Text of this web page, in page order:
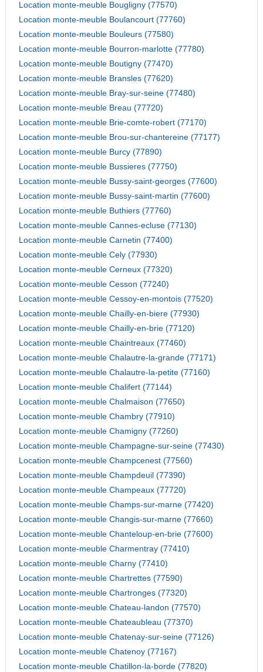
Location monte-meuble Bougligny (77570)
Location monte-meuble Boulancourt (77760)
Location monte-meuble Bouleurs (77580)
Location monte-meuble Bourron-marlotte (77780)
Location monte-meuble Boutigny (77470)
Location monte-meuble Bransles (77620)
Location monte-meuble Bray-sur-seine (77480)
Location monte-meuble Breau (77720)
Location monte-meuble Brie-comte-robert (77170)
Location monte-meuble Brou-sur-chantereine (77177)
Location monte-meuble Burcy (77890)
Location monte-meuble Bussieres (77750)
Location monte-meuble Bussy-saint-georges (77600)
Location monte-meuble Bussy-saint-martin (77600)
Location monte-meuble Buthiers (77760)
Location monte-meuble Cannes-ecluse (77130)
Location monte-meuble Carnetin (77400)
Location monte-meuble Cely (77930)
Location monte-meuble Cerneux (77320)
Location monte-meuble Cesson (77240)
Location monte-meuble Cessoy-en-montois (77520)
Location monte-meuble Chailly-en-biere (77930)
Location monte-meuble Chailly-en-brie (77120)
Location monte-meuble Chaintreaux (77460)
Location monte-meuble Chalautre-la-grande (77171)
Location monte-meuble Chalautre-la-petite (77160)
Location monte-meuble Chalifert (77144)
Location monte-meuble Chalmaison (77650)
Location monte-meuble Chambry (77910)
Location monte-meuble Chamigny (77260)
Location monte-meuble Champagne-sur-seine (77430)
Location monte-meuble Champcenest (77560)
Location monte-meuble Champdeuil (77390)
Location monte-meuble Champeaux (77720)
Location monte-meuble Champs-sur-marne (77420)
Location monte-meuble Changis-sur-marne (77660)
Location monte-meuble Chanteloup-en-brie (77600)
Location monte-meuble Charmentray (77410)
Location monte-meuble Charny (77410)
Location monte-meuble Chartrettes (77590)
Location monte-meuble Chartronges (77320)
Location monte-meuble Chateau-landon (77570)
Location monte-meuble Chateaubleau (77370)
Location monte-meuble Chatenay-sur-seine (77126)
Location monte-meuble Chatenoy (77167)
Location monte-meuble Chatillon-la-borde (77820)